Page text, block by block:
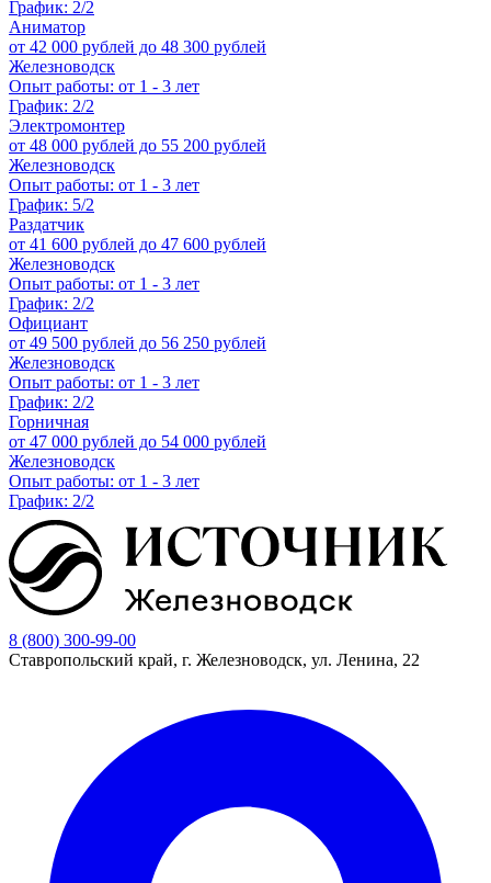
График: 2/2
Аниматор
от 42 000 рублей до 48 300 рублей
Железноводск
Опыт работы: от 1 - 3 лет
График: 2/2
Электромонтер
от 48 000 рублей до 55 200 рублей
Железноводск
Опыт работы: от 1 - 3 лет
График: 5/2
Раздатчик
от 41 600 рублей до 47 600 рублей
Железноводск
Опыт работы: от 1 - 3 лет
График: 2/2
Официант
от 49 500 рублей до 56 250 рублей
Железноводск
Опыт работы: от 1 - 3 лет
График: 2/2
Горничная
от 47 000 рублей до 54 000 рублей
Железноводск
Опыт работы: от 1 - 3 лет
График: 2/2
8 (800) 300-99-00
Ставропольский край, г. Железноводск, ул. Ленина, 22